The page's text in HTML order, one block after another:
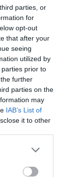
parties, or
for
opt-out
that after your
seeing
utilized by
prior to
further
parties on the
may
IAB’s List of
it to other
more Google
may click to
και
θα κάνει!»
φωτιές